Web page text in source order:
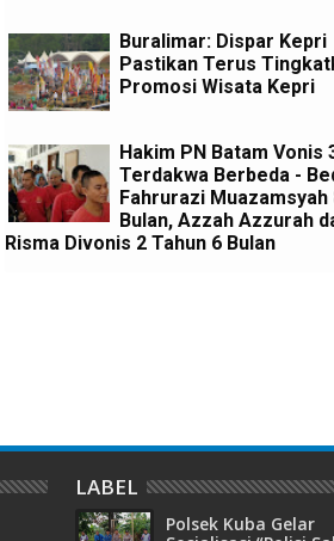
Buralimar: Dispar Kepri
Pastikan Terus
Promosi Wisata Kepri
Hakim PN Batam Vonis
Terdakwa Berbeda -
Fahrurazi Muazamsyah
Bulan, Azzah Azzurah
Risma Divonis 2 Tahun 6 Bulan
LABEL
Polsek Kuba Gelar